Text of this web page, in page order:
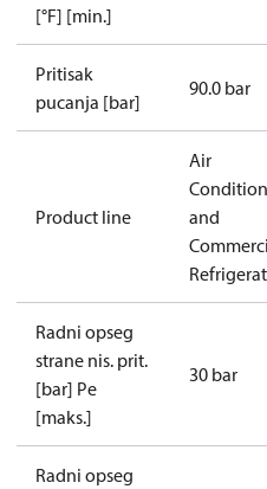
[°F] [min.]
Pritisak
pucanja [bar]
90.0 bar
Product line
Air
and
Radni opseg
strane nis. prit.
[bar] Pe
[maks.]
30 bar
Radni opseg